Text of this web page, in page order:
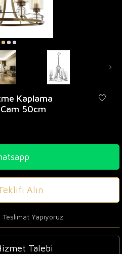
Kaplama
50cm
Alın
Yapıyoruz
Talebi